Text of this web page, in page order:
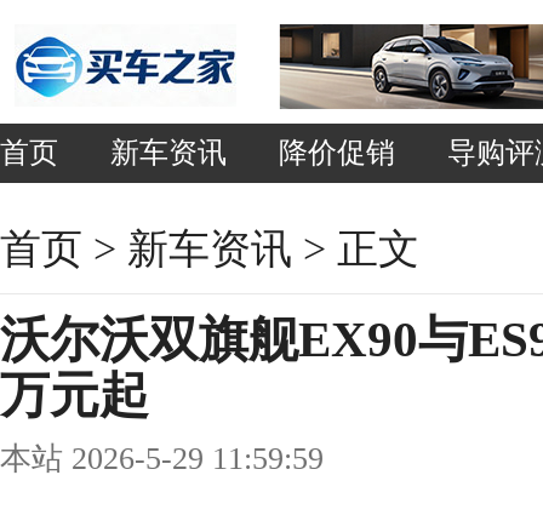
首页 新车资讯 降价促销 导购评
首页 > 新车资讯 > 正文
沃尔沃双旗舰EX90与
万元起
本站 2026-5-29 11:59:59